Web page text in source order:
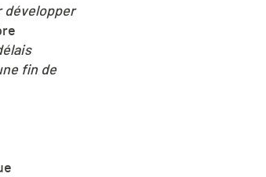
développer
fin de